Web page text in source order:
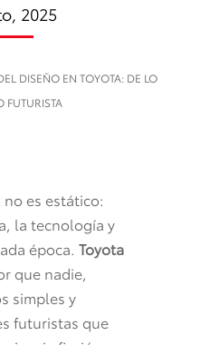
2025
DISEÑO EN TOYOTA: DE LO
FUTURISTA
es estático:
la tecnología y
época. Toyota
que nadie,
simples y
futuristas que